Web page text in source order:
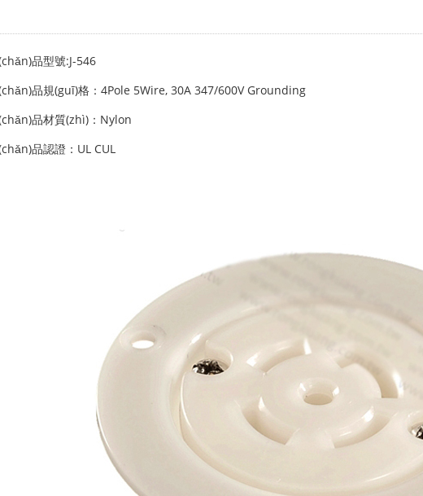
品型號:J-546
品規(guī)格：4Pole 5Wire, 30A 347/600V Grounding
品材質(zhì)：Nylon
品認證：UL CUL